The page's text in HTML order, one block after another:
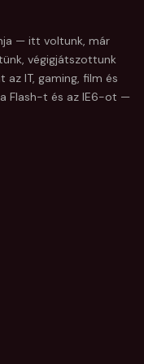
— itt voltunk, már
végigjátszottunk
IT, gaming, film és
Flash-t és az IE6-ot —